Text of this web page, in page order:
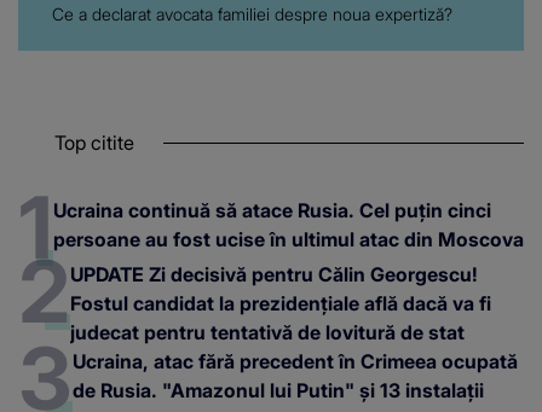
Ce a declarat avocata familiei despre noua expertiză?
Top citite
Ucraina continuă să atace Rusia. Cel puțin cinci
persoane au fost ucise în ultimul atac din Moscova
UPDATE Zi decisivă pentru Călin Georgescu!
Fostul candidat la prezidențiale află dacă va fi
judecat pentru tentativă de lovitură de stat
Ucraina, atac fără precedent în Crimeea ocupată
de Rusia. "Amazonul lui Putin" și 13 instalații